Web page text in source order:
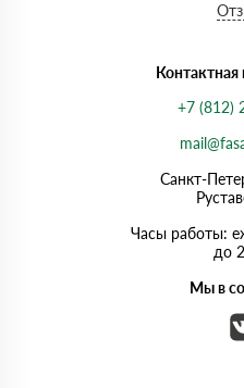
+7 (812)
Санкт-
Часы работы:
до
Мы в